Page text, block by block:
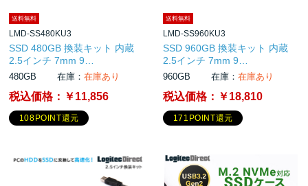
送料無料
LMD-SS480KU3
SSD 480GB 換装キット 内蔵
2.5インチ 7mm 9…
480GB 在庫：在庫あり
税込価格： ￥11,856
108POINT還元
送料無料
LMD-SS960KU3
SSD 960GB 換装キット 内蔵
2.5インチ 7mm 9…
960GB 在庫：在庫あり
税込価格： ￥18,810
171POINT還元